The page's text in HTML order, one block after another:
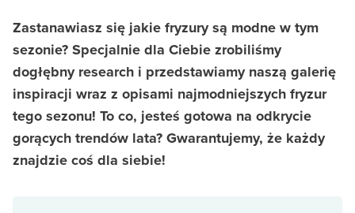
Zastanawiasz się jakie fryzury są modne w tym
sezonie? Specjalnie dla Ciebie zrobiliśmy
dogłębny research i przedstawiamy naszą galerię
inspiracji wraz z opisami najmodniejszych fryzur
tego sezonu! To co, jesteś gotowa na odkrycie
gorących trendów lata? Gwarantujemy, że każdy
znajdzie coś dla siebie!